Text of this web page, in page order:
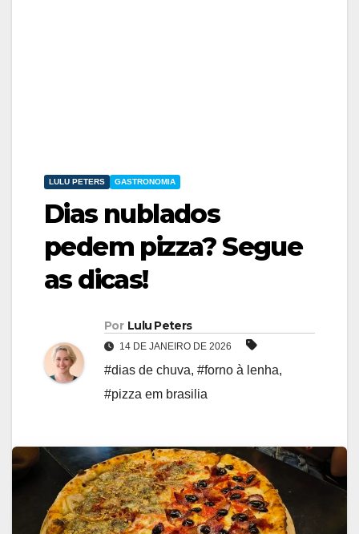
LULU PETERS GASTRONOMIA
Dias nublados
pedem pizza? Segue
as dicas!
Por Lulu Peters
14 DE JANEIRO DE 2026
#dias de chuva, #forno à lenha,
#pizza em brasilia